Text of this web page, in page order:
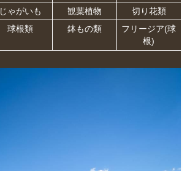
じゃがいも 観葉植物
切り花類
球根類 鉢もの類
フリージア(球
根)